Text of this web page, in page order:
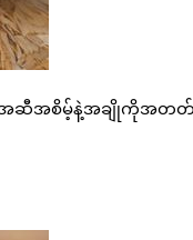
အဆီအစိမ့်နဲ့အချိုကိုအတတ်